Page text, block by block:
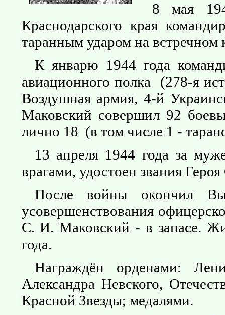
8 мая
Краснодарского края
таранным ударом на встречном
К январю 1944 года
авиационного полка (278-я
Воздушная армия, 4-й
Маковский совершил 92
лично 18 (в том числе 1 -
13 апреля 1944 года за
врагами, удостоен звания
После войны окончил
усовершенствования
С. И. Маковский - в запасе.
года.
Награждён орденами:
Александра Невского,
Красной Звезды; медалями.